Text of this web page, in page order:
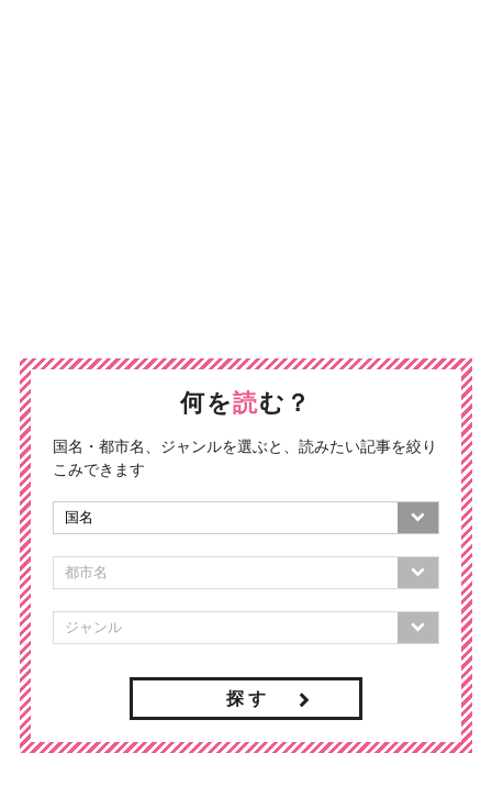
何を読む？
国名・都市名、ジャンルを選ぶと、読みたい記事を絞り
こみできます
探 す